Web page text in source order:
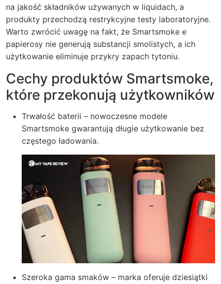
na jakość składników używanych w liquidach, a
produkty przechodzą restrykcyjne testy laboratoryjne.
Warto zwrócić uwagę na fakt, że Smartsmoke e
papierosy nie generują substancji smolistych, a ich
użytkowanie eliminuje przykry zapach tytoniu.
Cechy produktów Smartsmoke,
które przekonują użytkowników
Trwałość baterii – nowoczesne modele
Smartsmoke gwarantują długie użytkowanie bez
częstego ładowania.
Szeroka gama smaków – marka oferuje dziesiątki